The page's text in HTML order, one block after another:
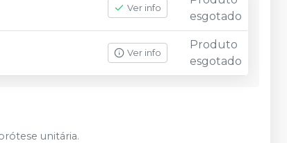
Ver info
esgotado
Ver info
Produto
esgotado
unitária.